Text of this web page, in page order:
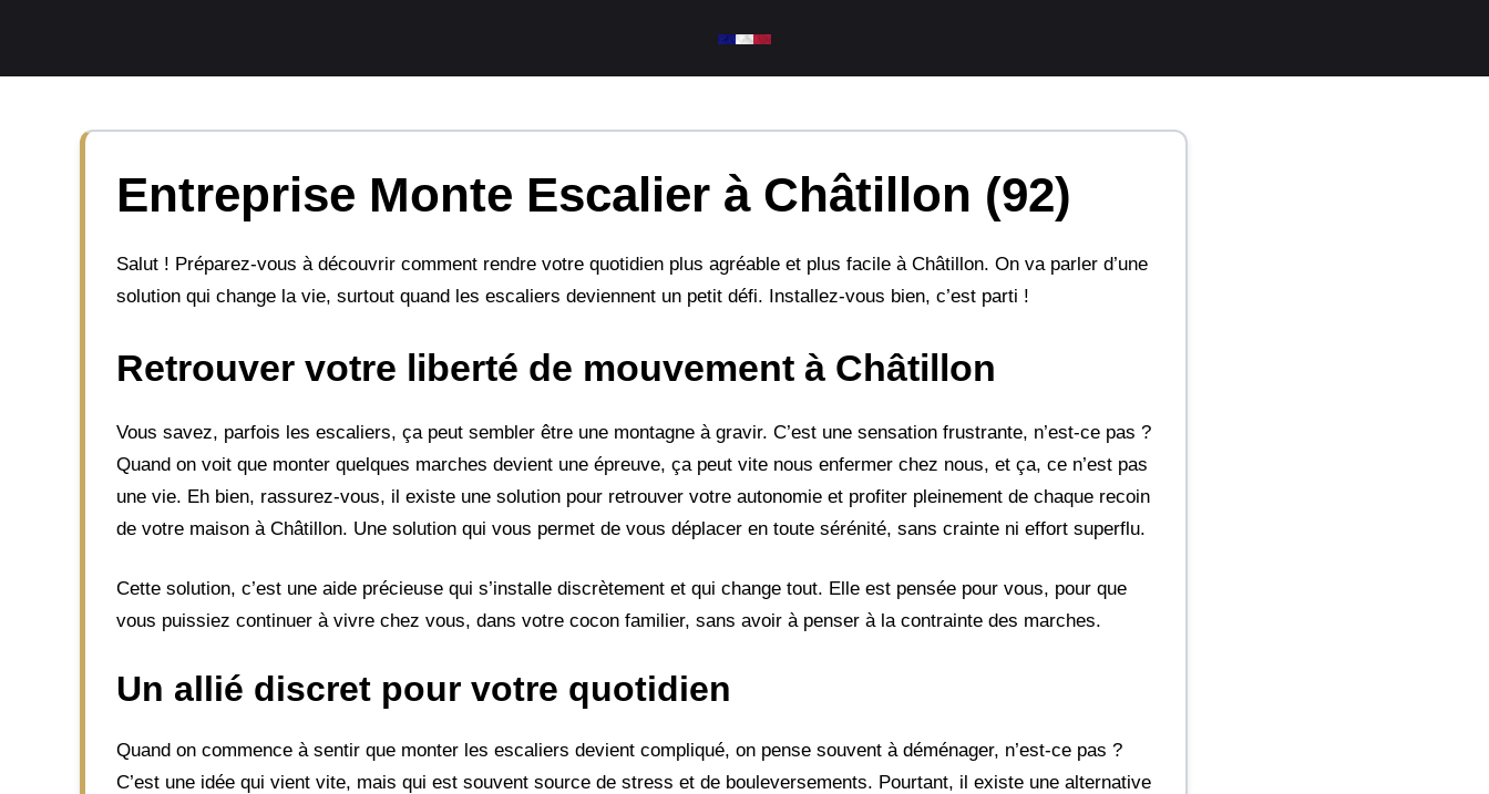
contenu
Entreprise Monte Escalier à Châtillon (92)
Salut ! Préparez-vous à découvrir comment rendre votre quotidien plus agréable et plus facile à Châtillon. On va parler d’une
solution qui change la vie, surtout quand les escaliers deviennent un petit défi. Installez-vous bien, c’est parti !
Retrouver votre liberté de mouvement à Châtillon
Vous savez, parfois les escaliers, ça peut sembler être une montagne à gravir. C’est une sensation frustrante, n’est-ce pas ?
Quand on voit que monter quelques marches devient une épreuve, ça peut vite nous enfermer chez nous, et ça, ce n’est pas
une vie. Eh bien, rassurez-vous, il existe une solution pour retrouver votre autonomie et profiter pleinement de chaque recoin
de votre maison à Châtillon. Une solution qui vous permet de vous déplacer en toute sérénité, sans crainte ni effort superflu.
Cette solution, c’est une aide précieuse qui s’installe discrètement et qui change tout. Elle est pensée pour vous, pour que
vous puissiez continuer à vivre chez vous, dans votre cocon familier, sans avoir à penser à la contrainte des marches.
Un allié discret pour votre quotidien
Quand on commence à sentir que monter les escaliers devient compliqué, on pense souvent à déménager, n’est-ce pas ?
C’est une idée qui vient vite, mais qui est souvent source de stress et de bouleversements. Pourtant, il existe une alternative